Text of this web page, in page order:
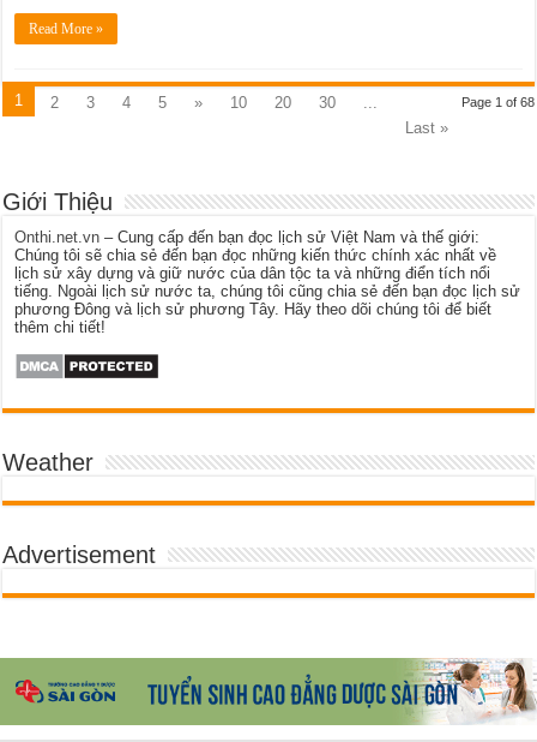
Read More »
Page 1 of 68
1 2 3 4 5 » 10 20 30
...
Last »
Giới Thiệu
Onthi.net.vn – Cung cấp đến bạn đọc lịch sử Việt Nam và thế giới:
Chúng tôi sẽ chia sẻ đến bạn đọc những kiến thức chính xác nhất về
lịch sử xây dựng và giữ nước của dân tộc ta và những điển tích nổi
tiếng. Ngoài lịch sử nước ta, chúng tôi cũng chia sẻ đến bạn đọc lịch sử
phương Đông và lịch sử phương Tây. Hãy theo dõi chúng tôi để biết
thêm chi tiết!
Weather
Advertisement